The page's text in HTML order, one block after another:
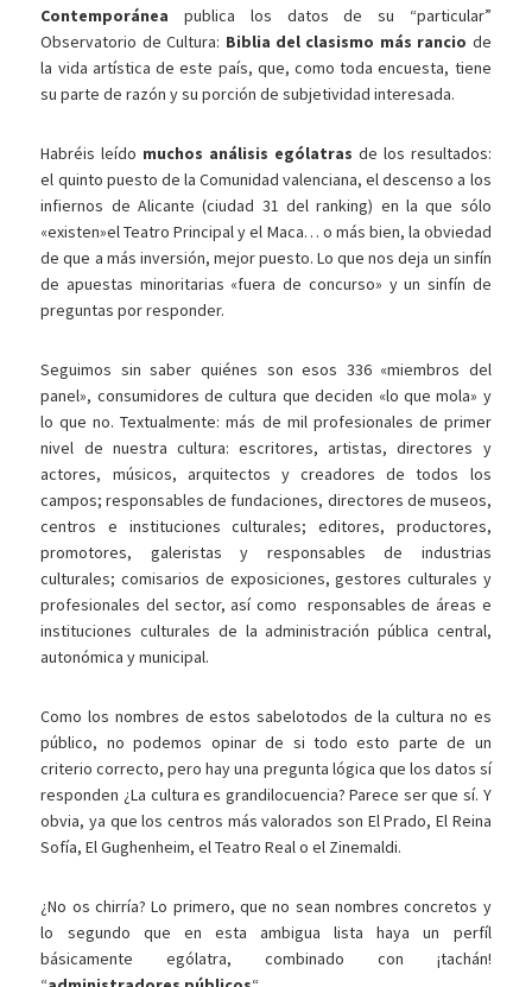
Contemporánea publica los datos de su “particular”
Observatorio de Cultura: Biblia del clasismo más rancio de
la vida artística de este país, que, como toda encuesta, tiene
su parte de razón y su porción de subjetividad interesada.
Habréis leído muchos análisis ególatras de los resultados:
el quinto puesto de la Comunidad valenciana, el descenso a los
infiernos de Alicante (ciudad 31 del ranking) en la que sólo
«existen»el Teatro Principal y el Maca… o más bien, la obviedad
de que a más inversión, mejor puesto. Lo que nos deja un sinfín
de apuestas minoritarias «fuera de concurso» y un sinfín de
preguntas por responder.
Seguimos sin saber quiénes son esos 336 «miembros del
panel», consumidores de cultura que deciden «lo que mola» y
lo que no. Textualmente: más de mil profesionales de primer
nivel de nuestra cultura: escritores, artistas, directores y
actores, músicos, arquitectos y creadores de todos los
campos; responsables de fundaciones, directores de museos,
centros e instituciones culturales; editores, productores,
promotores, galeristas y responsables de industrias
culturales; comisarios de exposiciones, gestores culturales y
profesionales del sector, así como responsables de áreas e
instituciones culturales de la administración pública central,
autonómica y municipal.
Como los nombres de estos sabelotodos de la cultura no es
público, no podemos opinar de si todo esto parte de un
criterio correcto, pero hay una pregunta lógica que los datos sí
responden ¿La cultura es grandilocuencia? Parece ser que sí. Y
obvia, ya que los centros más valorados son El Prado, El Reina
Sofía, El Gughenheim, el Teatro Real o el Zinemaldi.
¿No os chirría? Lo primero, que no sean nombres concretos y
lo segundo que en esta ambigua lista haya un perfíl
básicamente ególatra, combinado con ¡tachán!